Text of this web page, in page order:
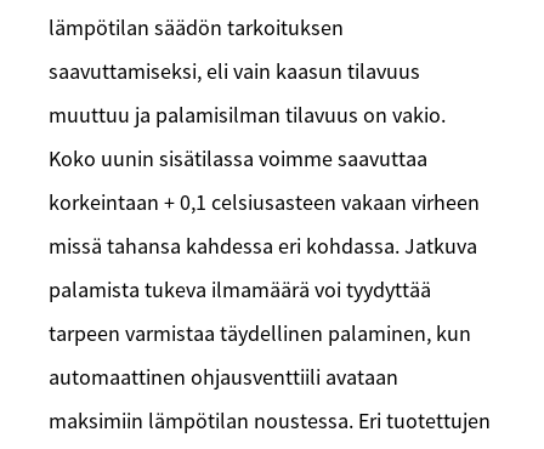
lämpötilan säädön tarkoituksen
saavuttamiseksi, eli vain kaasun tilavuus
muuttuu ja palamisilman tilavuus on vakio.
Koko uunin sisätilassa voimme saavuttaa
korkeintaan + 0,1 celsiusasteen vakaan virheen
missä tahansa kahdessa eri kohdassa. Jatkuva
palamista tukeva ilmamäärä voi tyydyttää
tarpeen varmistaa täydellinen palaminen, kun
automaattinen ohjausventtiili avataan
maksimiin lämpötilan noustessa. Eri tuotettujen